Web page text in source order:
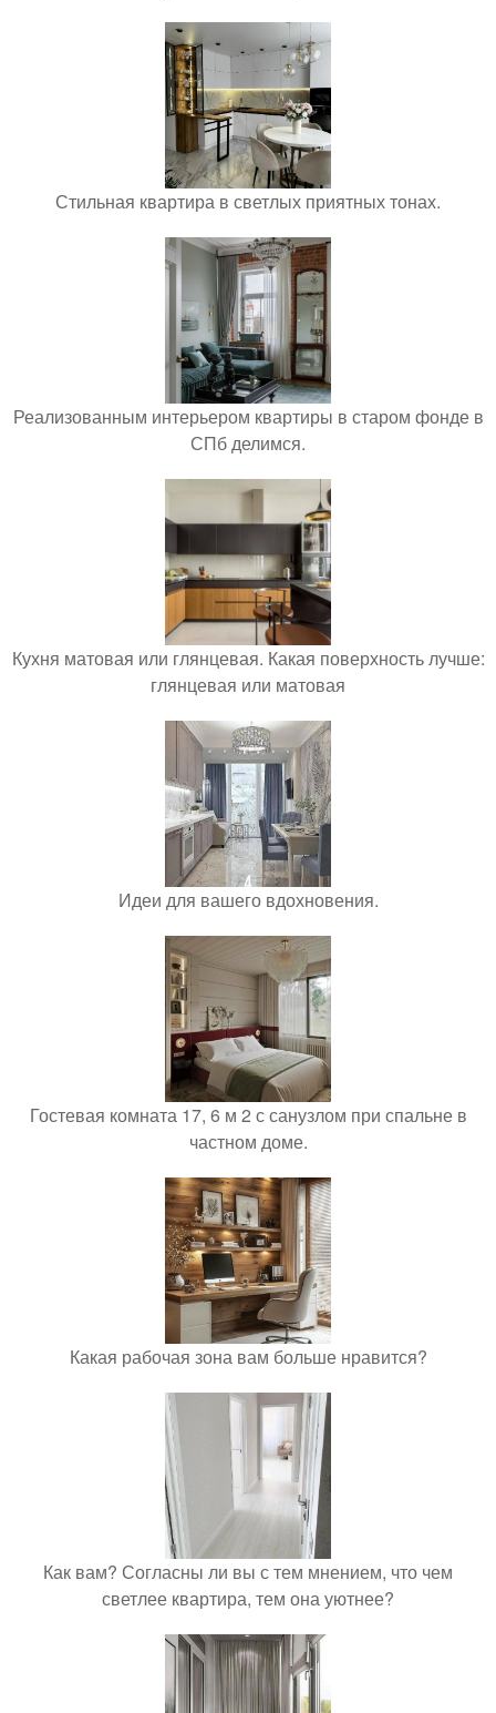
Стильная квартира в светлых приятных тонах.
Реализованным интерьером квартиры в старом фонде в
СПб делимся.
Кухня матовая или глянцевая. Какая поверхность лучше:
глянцевая или матовая
Идеи для вашего вдохновения.
Гостевая комната 17, 6 м 2 с санузлом при спальне в
частном доме.
Какая рабочая зона вам больше нравится?
Как вам? Согласны ли вы с тем мнением, что чем
светлее квартира, тем она уютнее?